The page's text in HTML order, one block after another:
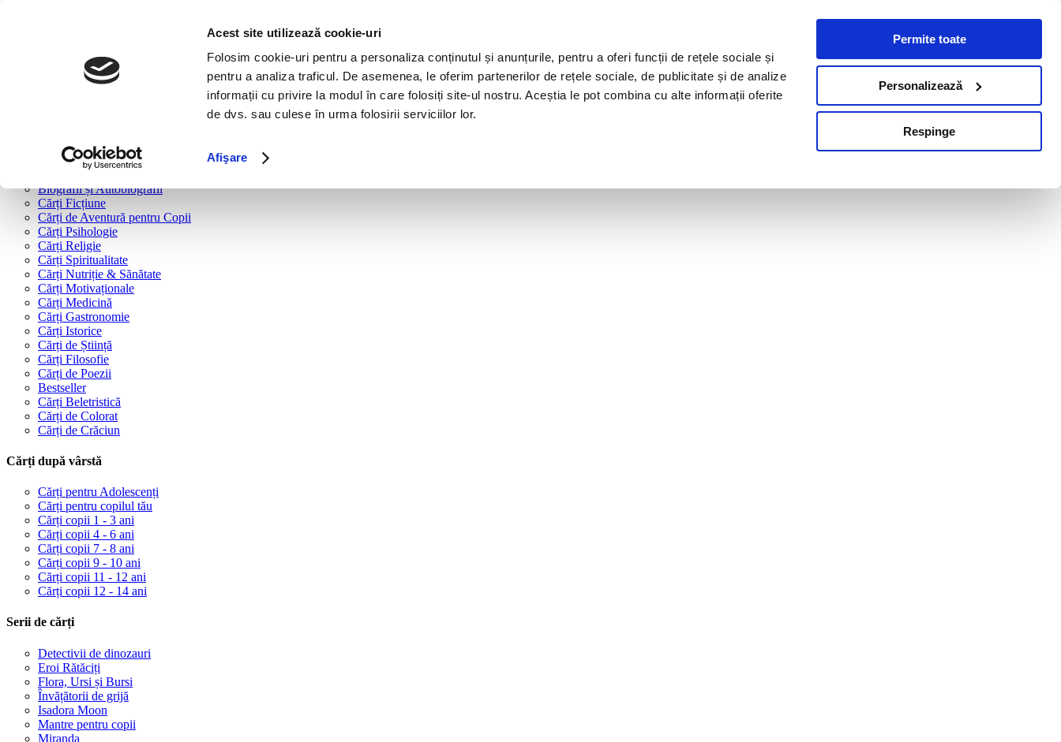
Acest site utilizează cookie-uri
Folosim cookie-uri pentru a personaliza conținutul și anunțurile, pentru a oferi funcții de rețele sociale și
pentru a analiza traficul. De asemenea, le oferim partenerilor de rețele sociale, de publicitate și de analize
informații cu privire la modul în care folosiți site-ul nostru. Aceștia le pot combina cu alte informații oferite
de dvs. sau culese în urma folosirii serviciilor lor.
Afişare
Permite toate
Personalizează
Respinge
Cărți după tipologie
Cărți Dezvoltare Personală
Cărți Familie & Cuplu
Biografii și Autobiografii
Cărți Ficțiune
Cărți de Aventură pentru Copii
Cărți Psihologie
Cărți Religie
Cărți Spiritualitate
Cărți Nutriție & Sănătate
Cărți Motivaționale
Cărți Medicină
Cărți Gastronomie
Cărți Istorice
Cărți de Știință
Cărți Filosofie
Cărți de Poezii
Bestseller
Cărți Beletristică
Cărți de Colorat
Cărți de Crăciun
Cărți după vârstă
Cărți pentru Adolescenți
Cărți pentru copilul tău
Cărți copii 1 - 3 ani
Cărți copii 4 - 6 ani
Cărți copii 7 - 8 ani
Cărți copii 9 - 10 ani
Cărți copii 11 - 12 ani
Cărți copii 12 - 14 ani
Serii de cărți
Detectivii de dinozauri
Eroi Rătăciți
Flora, Ursi și Bursi
Învățătorii de grijă
Isadora Moon
Mantre pentru copii
Miranda